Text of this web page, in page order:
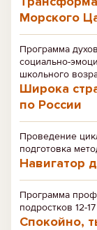
Морского
Программа
социально-
школьного
Широка
по России
Проведение
подготовка
Навигатор
Программа
подростков 12-
Спокойно,